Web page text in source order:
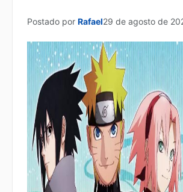
Postado por Rafael29 de agosto de